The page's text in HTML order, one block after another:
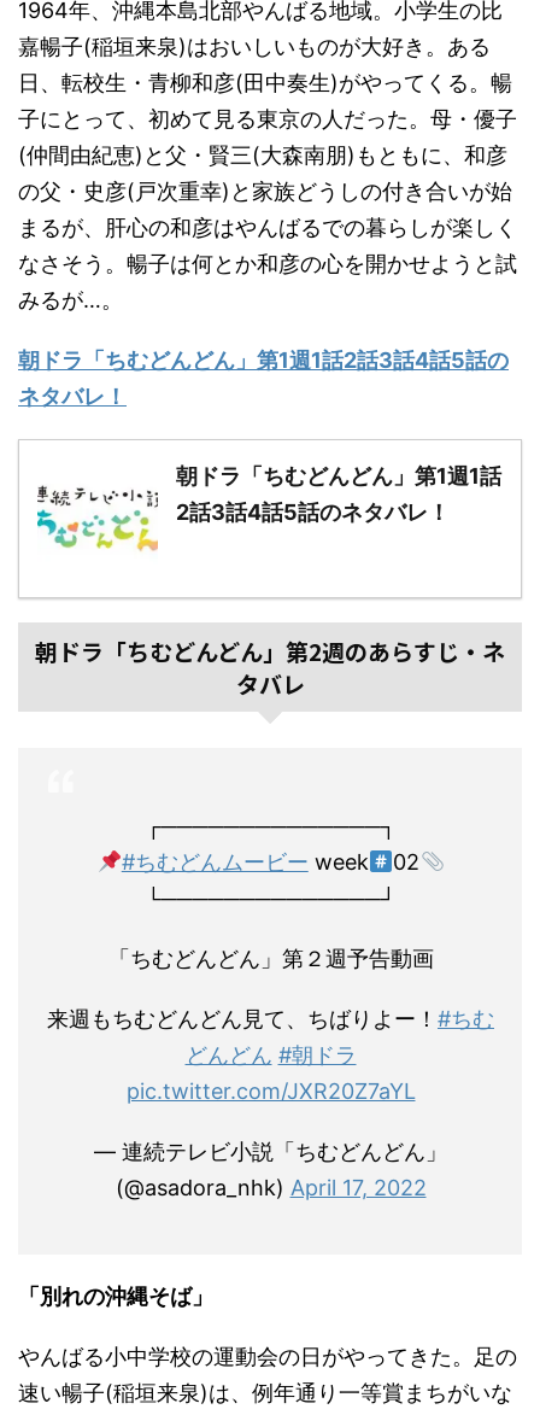
1964年、沖縄本島北部やんばる地域。小学生の比
嘉暢子(稲垣来泉)はおいしいものが大好き。ある
日、転校生・青柳和彦(田中奏生)がやってくる。暢
子にとって、初めて見る東京の人だった。母・優子
(仲間由紀恵)と父・賢三(大森南朋)もともに、和彦
の父・史彦(戸次重幸)と家族どうしの付き合いが始
まるが、肝心の和彦はやんばるでの暮らしが楽しく
なさそう。暢子は何とか和彦の心を開かせようと試
みるが…。
朝ドラ「ちむどんどん」第1週1話2話3話4話5話の
ネタバレ！
朝ドラ「ちむどんどん」第1週1話
2話3話4話5話のネタバレ！
朝ドラ「ちむどんどん」第2週のあらすじ・ネ
タバレ
┌──────────────┐
#ちむどんムービー week
02
└──────────────┘
「ちむどんどん」第２週予告動画
来週もちむどんどん見て、ちばりよー！ #ちむ
どんどん #朝ドラ
pic.twitter.com/JXR20Z7aYL
— 連続テレビ小説「ちむどんどん」
(@asadora_nhk) April 17, 2022
「別れの沖縄そば」
やんばる小中学校の運動会の日がやってきた。足の
速い暢子(稲垣来泉)は、例年通り一等賞まちがいな